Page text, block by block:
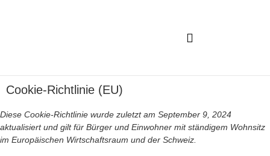
Cookie-Richtlinie (EU)
Diese Cookie-Richtlinie wurde zuletzt am September 9, 2024
aktualisiert und gilt für Bürger und Einwohner mit ständigem Wohnsitz
im Europäischen Wirtschaftsraum und der Schweiz.